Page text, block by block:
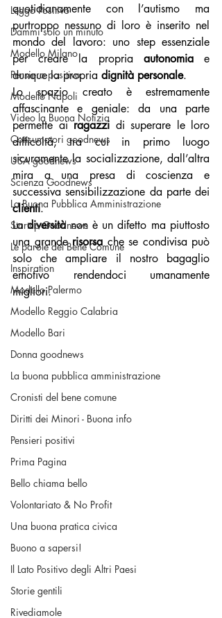
Leggo Positivo
Dammi solo un minuto
Modello Milano
Pensiero positivo
Modello Napoli
Video la Buona Notizia
Consumatori goodnews
USA goodnews
Scienza Goodnews
La Buona Pubblica Amministrazione
Startup Goodnews
Le parole del Bene Comune
Inspiration
Modello Palermo
Modello Reggio Calabria
Modello Bari
Donna goodnews
La buona pubblica amministrazione
Cronisti del bene comune
Diritti dei Minori - Buona info
Pensieri positivi
Prima Pagina
Bello chiama bello
Volontariato & No Profit
Una buona pratica civica
Buono a sapersi!
Il Lato Positivo degli Altri Paesi
Storie gentili
Rivediamole
quotidianamente con l’autismo ma
purtroppo nessuno di loro è inserito nel
mondo del lavoro: uno step essenziale
per creare la propria autonomia e
dunque la propria dignità personale.
Lo spazio creato è estremamente
affascinante e geniale: da una parte
permette ai ragazzi di superare le loro
difficoltà, tra cui in primo luogo
sicuramente la socializzazione, dall’altra
mira a una presa di coscienza e
clienti.
La diversità non è un difetto ma piuttosto
una grande risorsa che se condivisa può
solo che ampliare il nostro bagaglio
emotivo rendendoci umanamente
migliori.